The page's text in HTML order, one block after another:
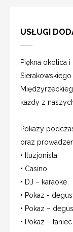
USŁUGI
Piękna okolica
każdy z
Pokazy
oraz
• Iluzjonista
• Casino
• DJ – karaoke
• Pokaz -
• Pokaz –
• Pokaz –